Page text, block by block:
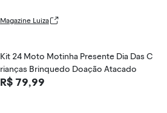
Magazine Luiza
Kit 24 Moto Motinha Presente Dia Das C
rianças Brinquedo Doação Atacado
R$ 79,99